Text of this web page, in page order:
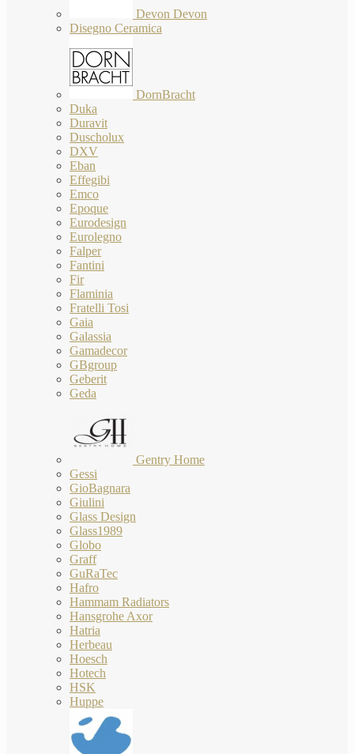
Devon Devon
Disegno Ceramica
DornBracht
Duka
Duravit
Duscholux
DXV
Eban
Effegibi
Emco
Epoque
Eurodesign
Eurolegno
Falper
Fantini
Fir
Flaminia
Fratelli Tosi
Gaia
Galassia
Gamadecor
GBgroup
Geberit
Geda
Gentry Home
Gessi
GioBagnara
Giulini
Glass Design
Glass1989
Globo
Graff
GuRaTec
Hafro
Hammam Radiators
Hansgrohe Axor
Hatria
Herbeau
Hoesch
Hotech
HSK
Huppe